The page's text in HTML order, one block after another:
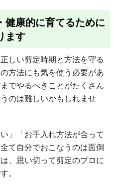
健康的に育てるために
ます
しい剪定時期と方法を守る
方法にも気を使う必要があ
でやるべきことがたくさん
のは難しいかもしれませ
」「お手入れ方法が合って
て自分でおこなうのは面倒
、思い切って剪定のプロに
。